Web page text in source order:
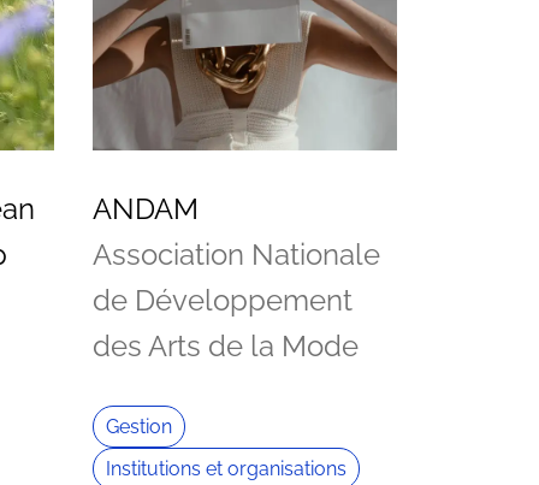
ANDAM
Association Nationale
de Développement
des Arts de la Mode
Gestion
Institutions et organisations